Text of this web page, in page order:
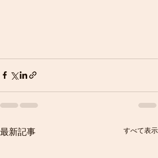
最新記事 すべて表示